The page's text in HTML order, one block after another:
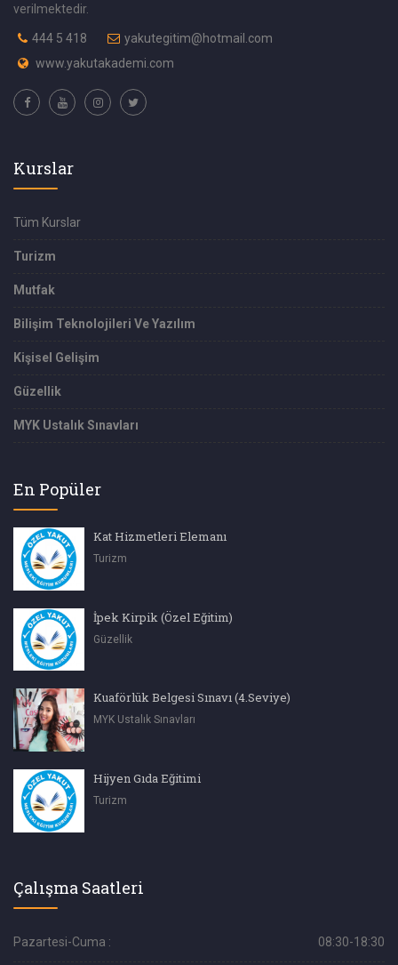
verilmektedir.
444 5 418
yakutegitim@hotmail.com
www.yakutakademi.com
Kurslar
Tüm Kurslar
Turizm
Mutfak
Bilişim Teknolojileri Ve Yazılım
Kişisel Gelişim
Güzellik
MYK Ustalık Sınavları
En Popüler
Kat Hizmetleri Elemanı
Turizm
İpek Kirpik (Özel Eğitim)
Güzellik
Kuaförlük Belgesi Sınavı (4.Seviye)
MYK Ustalık Sınavları
Hijyen Gıda Eğitimi
Turizm
Çalışma Saatleri
Pazartesi-Cuma : 08:30-18:30